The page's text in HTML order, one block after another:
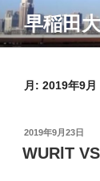
コ
ン
テ
早稲田
月: 2019年9月
投
稿
日:
2019年9月23日
WURlT